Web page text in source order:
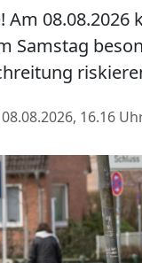
Am
Samstag
08.08.2026, 16.16